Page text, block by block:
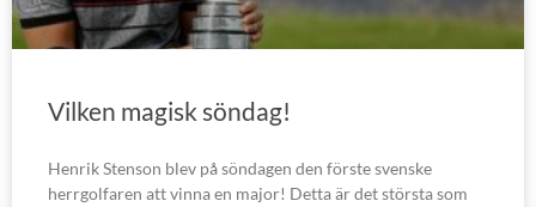
Vilken magisk söndag!
Henrik Stenson blev på söndagen den förste svenske
herrgolfaren att vinna en major! Detta är det största som